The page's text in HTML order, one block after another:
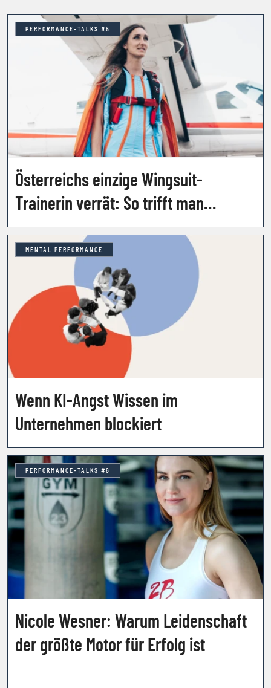
PERFORMANCE-TALKS #5
Österreichs einzige Wingsuit-
Trainerin verrät: So trifft man
Entscheidungen in
Sekundenbruchteilen
MENTAL PERFORMANCE
Wenn KI-Angst Wissen im
Unternehmen blockiert
PERFORMANCE-TALKS #6
Nicole Wesner: Warum Leidenschaft
der größte Motor für Erfolg ist